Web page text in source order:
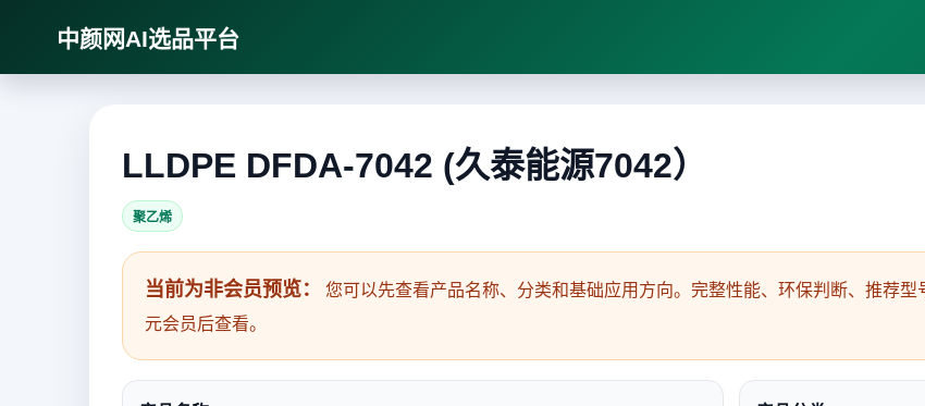
中颜网AI选品平台
LLDPE DFDA-7042 (久泰能源7042）
聚乙烯
当前为非会员预览：
您可以先查看产品名称、分类和基础应用方向。完整性能、环保判断、推荐
元会员后查看。